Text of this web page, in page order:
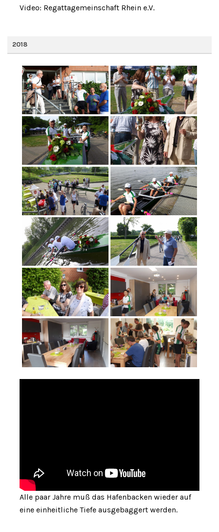
Video: Regattagemeinschaft Rhein e.V.
2018
Alle paar Jahre muß das Hafenbacken wieder auf
eine einheitliche Tiefe ausgebaggert werden.